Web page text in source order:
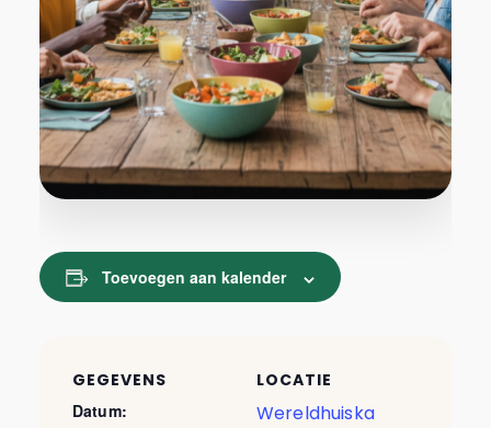
Toevoegen aan kalender
GEGEVENS
Datum:
LOCATIE
Wereldhuiska